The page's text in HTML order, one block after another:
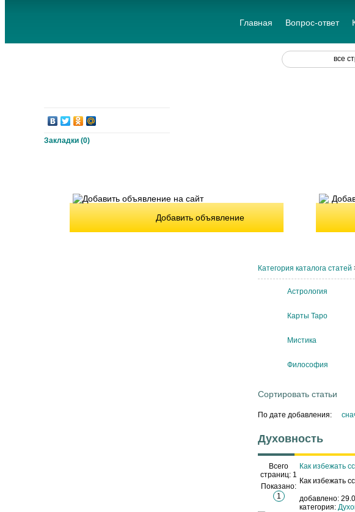
Главная Вопрос-ответ
Закладки (0)
все
Добавить объявление
Категория каталога статей
Астрология
Карты Таро
Мистика
Философия
Сортировать статьи
По дате добавления:
Духовность
Как избежать
Как избежать
добавлено:
категория:
Всего
страниц: 1
Показано:
1